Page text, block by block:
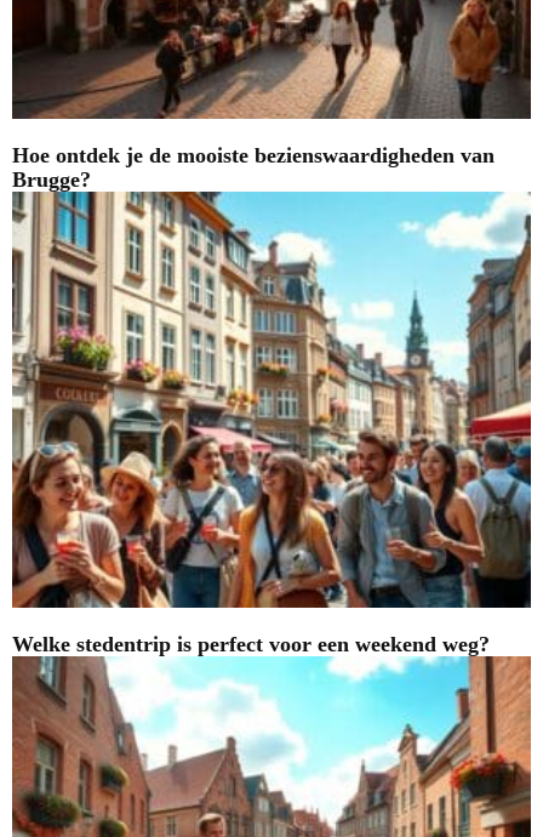
Hoe ontdek je de mooiste bezienswaardigheden van
Brugge?
Welke stedentrip is perfect voor een weekend weg?